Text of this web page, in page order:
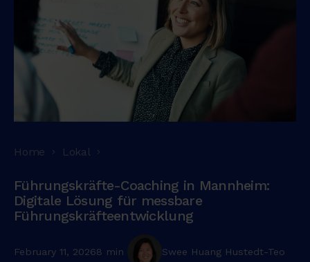
Home Lokal
Führungskräfte-Coaching in Mannheim:
Digitale Lösung für messbare
Führungskräfteentwicklung
February 11, 20268 min Swee Huang Hustedt-Teo